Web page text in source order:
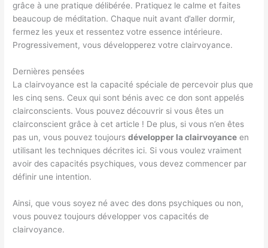
grâce à une pratique délibérée. Pratiquez le calme et faites
beaucoup de méditation. Chaque nuit avant d’aller dormir,
fermez les yeux et ressentez votre essence intérieure.
Progressivement, vous développerez votre clairvoyance.
Dernières pensées
La clairvoyance est la capacité spéciale de percevoir plus que
les cinq sens. Ceux qui sont bénis avec ce don sont appelés
clairconscients. Vous pouvez découvrir si vous êtes un
clairconscient grâce à cet article ! De plus, si vous n’en êtes
pas un, vous pouvez toujoursdévelopper la clairvoyance en
utilisant les techniques décrites ici. Si vous voulez vraiment
avoir des capacités psychiques, vous devez commencer par
définir une intention.
Ainsi, que vous soyez né avec des dons psychiques ou non,
vous pouvez toujours développer vos capacités de
clairvoyance.